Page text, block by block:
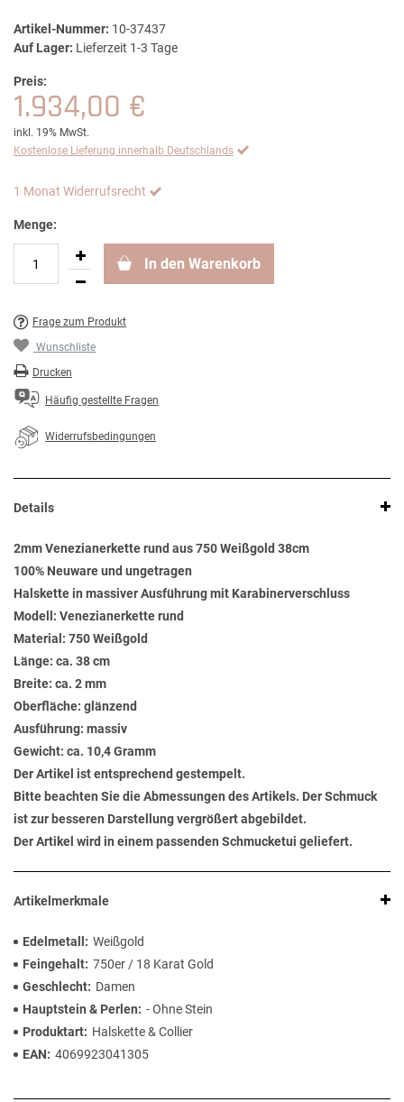
Artikel-Nummer: 10-37437
Auf Lager: Lieferzeit 1-3 Tage
Preis:
1.934,00 €
inkl. 19% MwSt.
Kostenlose Lieferung innerhalb Deutschlands
1 Monat Widerrufsrecht
Menge:
In den Warenkorb
Frage zum Produkt
Wunschliste
Drucken
Häufig gestellte Fragen
Widerrufsbedingungen
Details
2mm Venezianerkette rund aus 750 Weißgold 38cm
100% Neuware und ungetragen
Halskette in massiver Ausführung mit Karabinerverschluss
Modell: Venezianerkette rund
Material: 750 Weißgold
Länge: ca. 38 cm
Breite: ca. 2 mm
Oberfläche: glänzend
Ausführung: massiv
Gewicht: ca. 10,4 Gramm
Der Artikel ist entsprechend gestempelt.
Bitte beachten Sie die Abmessungen des Artikels. Der Schmuck
ist zur besseren Darstellung vergrößert abgebildet.
Der Artikel wird in einem passenden Schmucketui geliefert.
Artikelmerkmale
Edelmetall
Weißgold
Feingehalt 750er / 18 Karat Gold
Geschlecht
Damen
Hauptstein & Perlen
- Ohne Stein
Produktart
Halskette & Collier
EAN
4069923041305